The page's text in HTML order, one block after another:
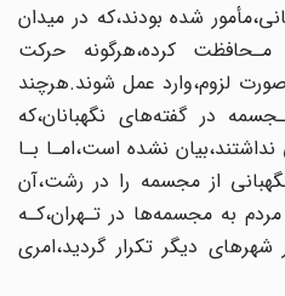
شده بودند،که در میدان
کرده،هرگونه حرکت
لزوم،وارد عمل‌ شوند.هرچند
در گفته‌های نگهبانان،که
نشده است،امـا بـا
از مجسمه را در رشت‌،آن
به مجسمه‌ها در تـهران‌،کـه
دیگر تکرار گردید،امری